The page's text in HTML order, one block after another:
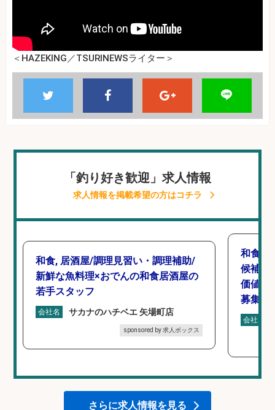
＜HAZEKING／TSURINEWSライター＞
「釣り好き歓迎」求人情報
求人情報を掲載希望の方はコチラ
和食, 居酒屋/調理見習い・調理補助/
新鮮な魚料理×おでんの和食居酒屋の
若手スタッフ
会社名 サカナのハチベエ 矢場町店
sponsored by 求人ボックス
和食,
候補/
価値を
募集
会社名
さらに求人情報を見る